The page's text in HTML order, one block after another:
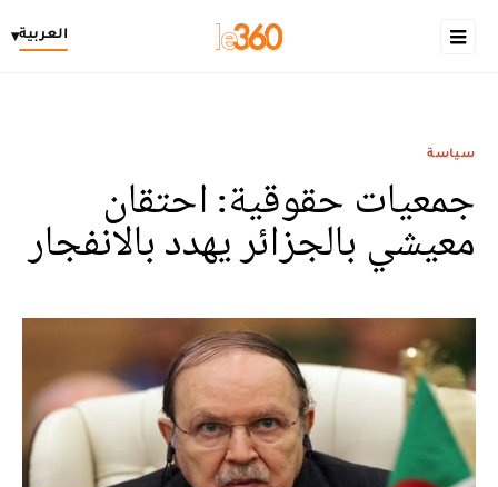
العربية▾
سياسة
جمعيات حقوقية: احتقان
معيشي بالجزائر يهدد بالانفجار